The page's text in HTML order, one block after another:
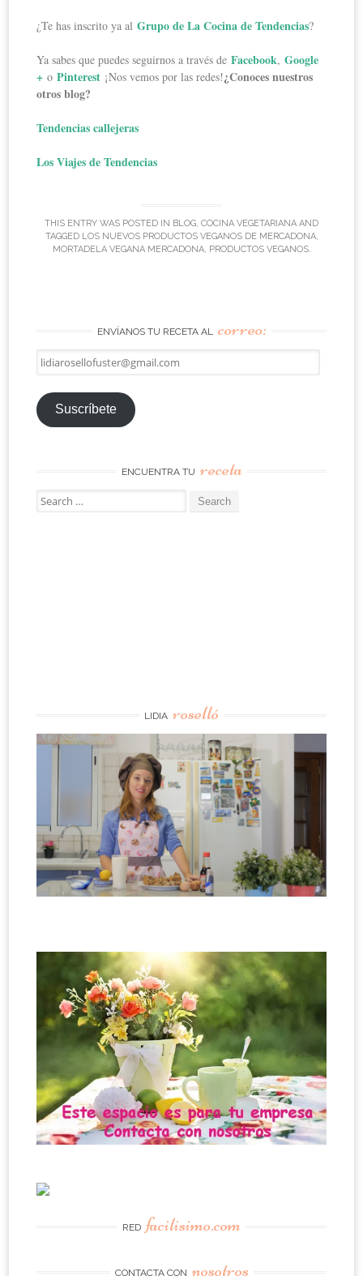
¿Te has inscrito ya alGrupo de La Cocina de Tendencias?
Ya sabes que puedes seguirnos a través deFacebook,Google
+ oPinterest ¡Nos vemos por las redes!¿Conoces nuestros
otros blog?
Tendencias callejeras
Los Viajes de Tendencias
THIS ENTRY WAS POSTED IN BLOG, COCINA VEGETARIANA AND
TAGGED LOS NUEVOS PRODUCTOS VEGANOS DE MERCADONA,
MORTADELA VEGANA MERCADONA, PRODUCTOS VEGANOS.
ENVÍANOS TU RECETA AL correo:
lidiarosellofuster@gmail.com
Suscríbete
ENCUENTRA TU receta
Search
for:
LIDIA roselló
RED facilisimo.com
CONTACTA CON nosotros